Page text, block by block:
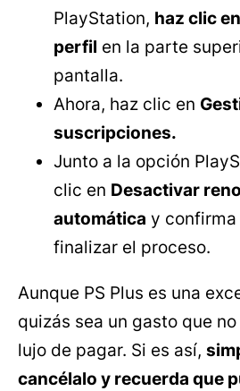
PlayStation, haz clic
perfil en la parte
pantalla.
Ahora, haz clic en
suscripciones.
Junto a la opción
clic en Desactivar
automática y
finalizar el proceso.
Aunque PS Plus es una
quizás sea un gasto que
lujo de pagar. Si es así,
cancélalo y recuerda que